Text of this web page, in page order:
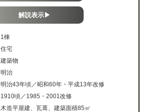
解説表示▶
1棟
住宅
建築物
明治
明治43年頃／昭和60年・平成13年改修
1910頃／1985・2001改修
木造平屋建、瓦葺、建築面積85㎡